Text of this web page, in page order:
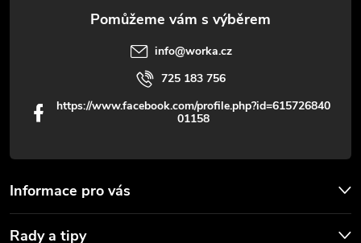
s
u
Informace pro vás
Rady a tipy
info@worka.cz
725 183 756
https://www.facebook.com/profile.php?id=615726840
01158